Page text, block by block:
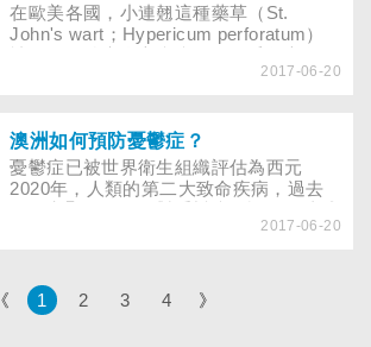
在歐美各國，小連翹這種藥草（St.
John's wart；Hypericum perforatum）
藥草書籍也清楚地記載其可治療邪惡心
2017-06-20
澳洲如何預防憂鬱症？
憂鬱症已被世界衛生組織評估為西元
2020年，人類的第二大致命疾病，過去
2017-06-20
《 1 2 3 4 》